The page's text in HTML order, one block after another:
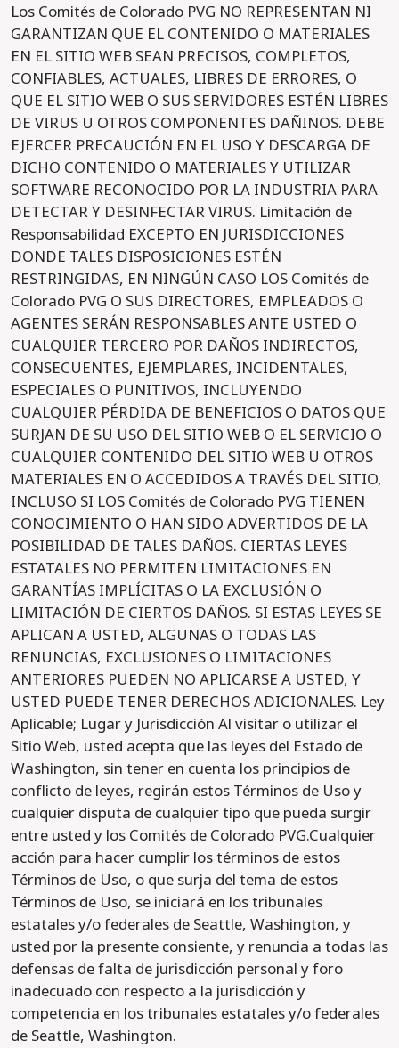
Los Comités de Colorado PVG NO REPRESENTAN NI
GARANTIZAN QUE EL CONTENIDO O MATERIALES
EN EL SITIO WEB SEAN PRECISOS, COMPLETOS,
CONFIABLES, ACTUALES, LIBRES DE ERRORES, O
QUE EL SITIO WEB O SUS SERVIDORES ESTÉN LIBRES
DE VIRUS U OTROS COMPONENTES DAÑINOS. DEBE
EJERCER PRECAUCIÓN EN EL USO Y DESCARGA DE
DICHO CONTENIDO O MATERIALES Y UTILIZAR
SOFTWARE RECONOCIDO POR LA INDUSTRIA PARA
DETECTAR Y DESINFECTAR VIRUS. Limitación de
Responsabilidad EXCEPTO EN JURISDICCIONES
DONDE TALES DISPOSICIONES ESTÉN
RESTRINGIDAS, EN NINGÚN CASO LOS Comités de
Colorado PVG O SUS DIRECTORES, EMPLEADOS O
AGENTES SERÁN RESPONSABLES ANTE USTED O
CUALQUIER TERCERO POR DAÑOS INDIRECTOS,
CONSECUENTES, EJEMPLARES, INCIDENTALES,
ESPECIALES O PUNITIVOS, INCLUYENDO
CUALQUIER PÉRDIDA DE BENEFICIOS O DATOS QUE
SURJAN DE SU USO DEL SITIO WEB O EL SERVICIO O
CUALQUIER CONTENIDO DEL SITIO WEB U OTROS
MATERIALES EN O ACCEDIDOS A TRAVÉS DEL SITIO,
INCLUSO SI LOS Comités de Colorado PVG TIENEN
CONOCIMIENTO O HAN SIDO ADVERTIDOS DE LA
POSIBILIDAD DE TALES DAÑOS. CIERTAS LEYES
ESTATALES NO PERMITEN LIMITACIONES EN
GARANTÍAS IMPLÍCITAS O LA EXCLUSIÓN O
LIMITACIÓN DE CIERTOS DAÑOS. SI ESTAS LEYES SE
APLICAN A USTED, ALGUNAS O TODAS LAS
RENUNCIAS, EXCLUSIONES O LIMITACIONES
ANTERIORES PUEDEN NO APLICARSE A USTED, Y
USTED PUEDE TENER DERECHOS ADICIONALES. Ley
Aplicable; Lugar y Jurisdicción Al visitar o utilizar el
Sitio Web, usted acepta que las leyes del Estado de
Washington, sin tener en cuenta los principios de
conflicto de leyes, regirán estos Términos de Uso y
cualquier disputa de cualquier tipo que pueda surgir
entre usted y los Comités de Colorado PVG.Cualquier
acción para hacer cumplir los términos de estos
Términos de Uso, o que surja del tema de estos
Términos de Uso, se iniciará en los tribunales
estatales y/o federales de Seattle, Washington, y
usted por la presente consiente, y renuncia a todas las
defensas de falta de jurisdicción personal y foro
inadecuado con respecto a la jurisdicción y
competencia en los tribunales estatales y/o federales
de Seattle, Washington.